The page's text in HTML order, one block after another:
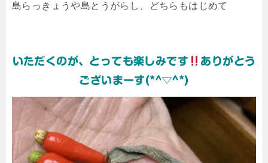
島らっきょうや島とうがらし、どちらもはじめて
いただくのが、とっても楽しみです
ありがとう
ございまーす(*^▽^*)